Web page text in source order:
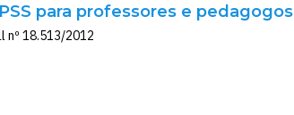
para professores e pedagogos
nº 18.513/2012